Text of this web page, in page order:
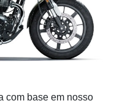
com base em nosso